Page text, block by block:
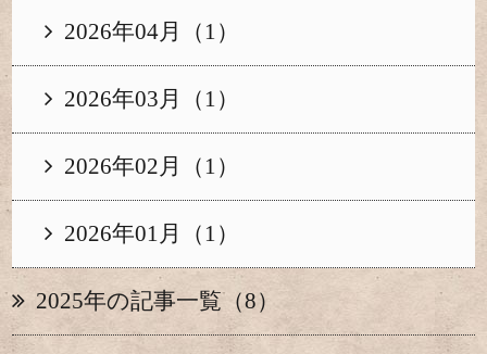
2026年04月（1）
2026年03月（1）
2026年02月（1）
2026年01月（1）
2025年の記事一覧（8）